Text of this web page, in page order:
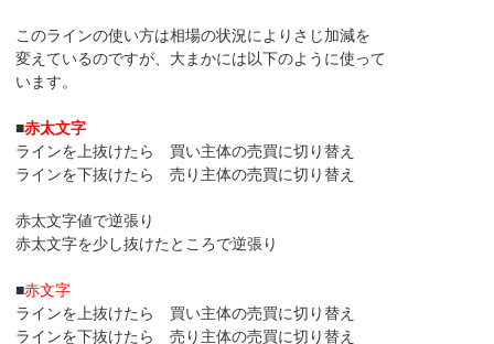
このラインの使い方は相場の状況によりさじ加減を
変えているのですが、大まかには以下のように使って
います。
■赤太文字
ラインを上抜けたら 買い主体の売買に切り替え
ラインを下抜けたら 売り主体の売買に切り替え
赤太文字値で逆張り
赤太文字を少し抜けたところで逆張り
■赤文字
ラインを上抜けたら 買い主体の売買に切り替え
ラインを下抜けたら 売り主体の売買に切り替え